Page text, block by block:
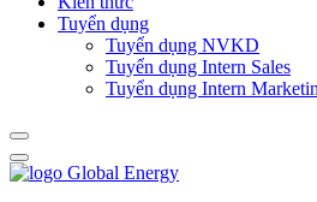
Tuyển dụng
Tuyển dụng NVKD
Tuyển dụng Intern Sales
Tuyển dụng Intern